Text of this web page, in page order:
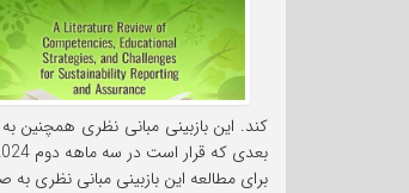
کند. این بازبینی مبانی نظری همچنین
بعدی که قرار است در سه ماهه دوم 2024 منتشر شود، کمک خواهد کرد.
برای مطالعه این بازبینی مبانی نظری